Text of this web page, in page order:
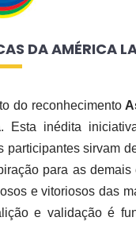
DA AMÉRICA
do reconhecimento
. Esta inédita
participantes sirvam
para as demais
e vitoriosos das
e validação é